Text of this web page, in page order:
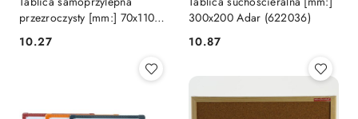
przezroczysty [mm:] 70x110
Panta Plast
Cena:
10.27
300x200 Adar (622036)
Cena:
10.87